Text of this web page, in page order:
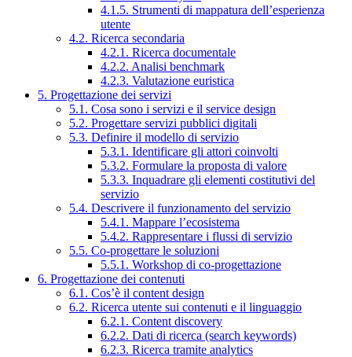
4.1.5. Strumenti di mappatura dell’esperienza
utente
4.2. Ricerca secondaria
4.2.1. Ricerca documentale
4.2.2. Analisi benchmark
4.2.3. Valutazione euristica
5. Progettazione dei servizi
5.1. Cosa sono i servizi e il service design
5.2. Progettare servizi pubblici digitali
5.3. Definire il modello di servizio
5.3.1. Identificare gli attori coinvolti
5.3.2. Formulare la proposta di valore
5.3.3. Inquadrare gli elementi costitutivi del
servizio
5.4. Descrivere il funzionamento del servizio
5.4.1. Mappare l’ecosistema
5.4.2. Rappresentare i flussi di servizio
5.5. Co-progettare le soluzioni
5.5.1. Workshop di co-progettazione
6. Progettazione dei contenuti
6.1. Cos’è il content design
6.2. Ricerca utente sui contenuti e il linguaggio
6.2.1. Content discovery
6.2.2. Dati di ricerca (search keywords)
6.2.3. Ricerca tramite analytics